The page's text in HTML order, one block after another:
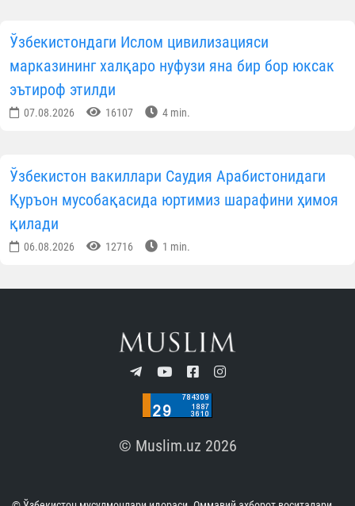
Ўзбекистондаги Ислом цивилизацияси
марказининг халқаро нуфузи яна бир бор юксак
эътироф этилди
07.08.2026 16107 4 min.
Ўзбекистон вакиллари Саудия Арабистонидаги
Қуръон мусобақасида юртимиз шарафини ҳимоя
қилади
06.08.2026 12716 1 min.
© Muslim.uz 2026